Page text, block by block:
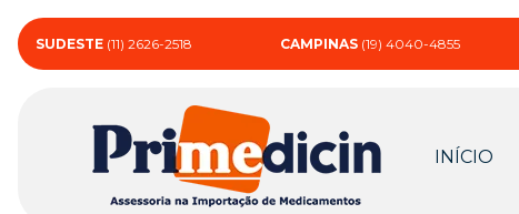
SUDESTE (11) 2626-2518 CAMPINAS (19) 4040-4855
INÍCIO